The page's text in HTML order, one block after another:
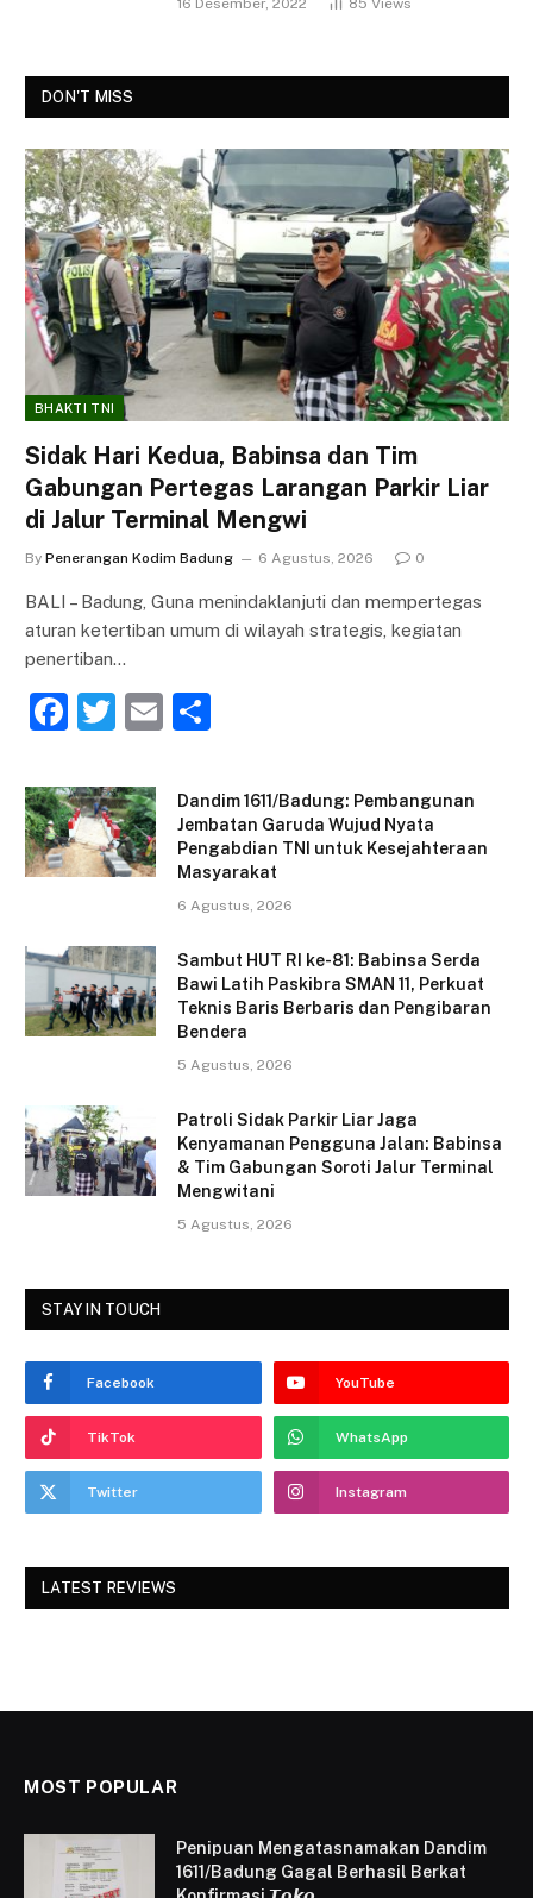
16 Desember, 2022 85 Views
DON'T MISS
BHAKTI TNI
Sidak Hari Kedua, Babinsa dan Tim
Gabungan Pertegas Larangan Parkir Liar
di Jalur Terminal Mengwi
By Penerangan Kodim Badung 6 Agustus, 2026 0
BALI – Badung, Guna menindaklanjuti dan mempertegas
aturan ketertiban umum di wilayah strategis, kegiatan
penertiban…
F
c
e
b
o
k
T
itt
er
E
ai ar
e
Dandim 1611/Badung: Pembangunan
Jembatan Garuda Wujud Nyata
Pengabdian TNI untuk Kesejahteraan
Masyarakat
6 Agustus, 2026
Sambut HUT RI ke-81: Babinsa Serda
Bawi Latih Paskibra SMAN 11, Perkuat
Teknis Baris Berbaris dan Pengibaran
Bendera
5 Agustus, 2026
Patroli Sidak Parkir Liar Jaga
Kenyamanan Pengguna Jalan: Babinsa
& Tim Gabungan Soroti Jalur Terminal
Mengwitani
5 Agustus, 2026
STAY IN TOUCH
Facebook YouTube
TikTok WhatsApp
Twitter Instagram
LATEST REVIEWS
MOST POPULAR
Penipuan Mengatasnamakan Dandim
1611/Badung Gagal Berhasil Berkat